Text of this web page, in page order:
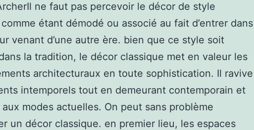
ne faut pas percevoir le décor de style
étant démodé ou associé au fait d’entrer dans
venant d’une autre ère. bien que ce style soit
la tradition, le décor classique met en valeur les
architecturaux en toute sophistication. Il ravive
intemporels tout en demeurant contemporain et
modes actuelles. On peut sans problème
un décor classique. en premier lieu, les espaces